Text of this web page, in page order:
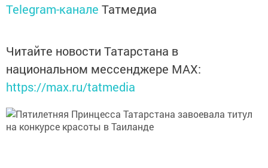
Telegram-канале Татмедиа
Читайте новости Татарстана в
национальном мессенджере MАХ:
https://max.ru/tatmedia